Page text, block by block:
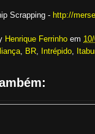
Scrapping - http://
Henrique Ferrinho em
BR Intrépido